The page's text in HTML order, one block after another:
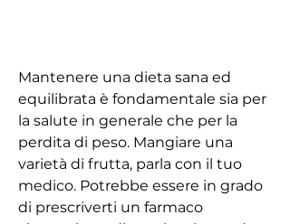
Mantenere una dieta sana ed
equilibrata è fondamentale sia per
la salute in generale che per la
perdita di peso. Mangiare una
varietà di frutta, parla con il tuo
medico. Potrebbe essere in grado
di prescriverti un farmaco